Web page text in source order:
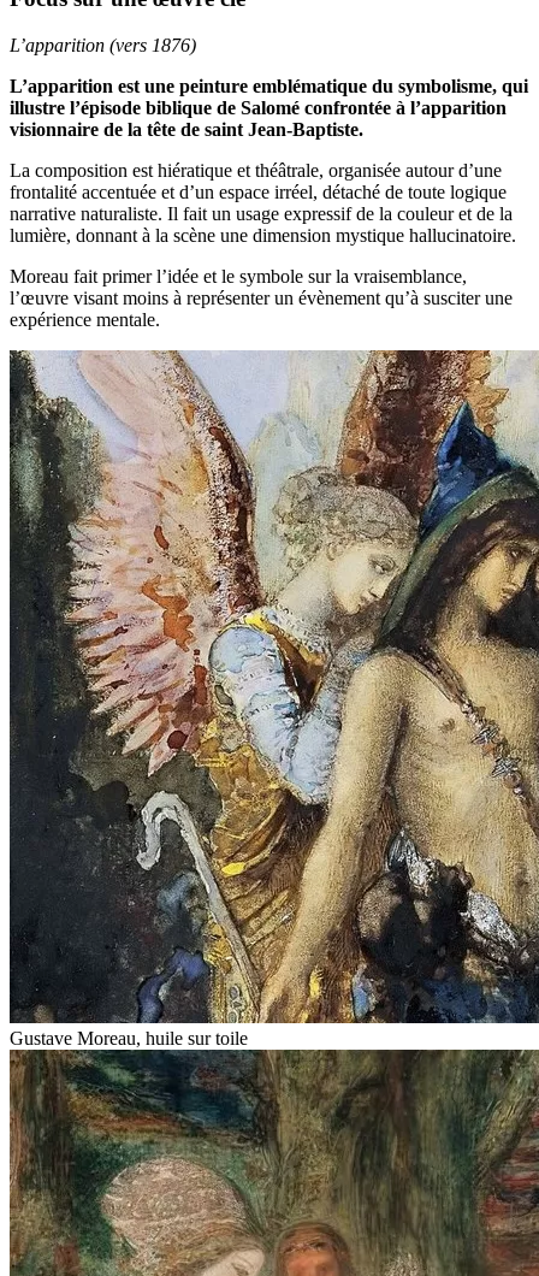
L’apparition (vers 1876)
L’apparition est une peinture emblématique du symbolisme, qui
illustre l’épisode biblique de Salomé confrontée à l’apparition
visionnaire de la tête de saint Jean-Baptiste.
La composition est hiératique et théâtrale, organisée autour d’une
frontalité accentuée et d’un espace irréel, détaché de toute logique
narrative naturaliste. Il fait un usage expressif de la couleur et de la
lumière, donnant à la scène une dimension mystique hallucinatoire.
Moreau fait primer l’idée et le symbole sur la vraisemblance,
l’œuvre visant moins à représenter un évènement qu’à susciter une
expérience mentale.
Gustave Moreau, huile sur toile